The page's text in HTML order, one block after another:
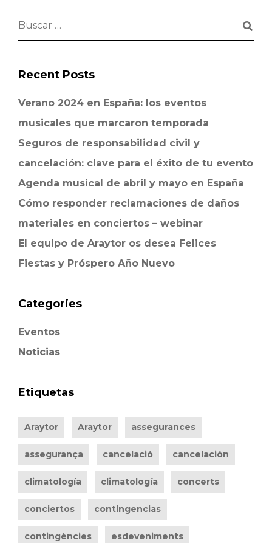
Recent Posts
Verano 2024 en España: los eventos
musicales que marcaron temporada
Seguros de responsabilidad civil y
cancelación: clave para el éxito de tu evento
Agenda musical de abril y mayo en España
Cómo responder reclamaciones de daños
materiales en conciertos – webinar
El equipo de Araytor os desea Felices
Fiestas y Próspero Año Nuevo
Categories
Eventos
Noticias
Etiquetas
Araytor Araytor assegurances
assegurança cancelació cancelación
climatología climatología concerts
conciertos contingencias
contingències esdeveniments